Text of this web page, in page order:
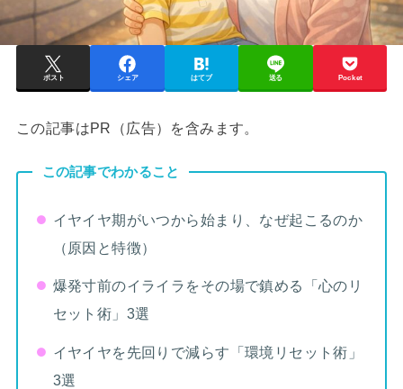
ポスト シェア はてブ 送る Pocket
この記事はPR（広告）を含みます。
この記事でわかること
イヤイヤ期がいつから始まり、なぜ起こるのか
（原因と特徴）
爆発寸前のイライラをその場で鎮める「心のリ
セット術」3選
イヤイヤを先回りで減らす「環境リセット術」
3選